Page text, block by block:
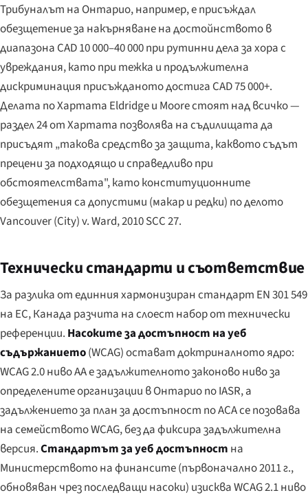
Трибуналът на Онтарио, например, е присъждал
обезщетение за накърняване на достойнството в
диапазона CAD 10 000–40 000 при рутинни дела за хора с
увреждания, като при тежка и продължителна
дискриминация присъжданото достига CAD 75 000+.
Делата по Хартата Eldridgeи Mooreстоят над всичко —
раздел 24 от Хартата позволява на съдилищата да
присъдят „такова средство за защита, каквото съдът
прецени за подходящо и справедливо при
обстоятелствата", като конституционните
обезщетения са допустими (макар и редки) по делото
Vancouver (City) v. Ward, 2010 SCC 27.
Технически стандарти и съответствие
За разлика от единния хармонизиран стандарт EN 301 549
на ЕС, Канада разчита на слоест набор от технически
референции. Насоките за достъпност на уеб
съдържанието(WCAG) остават доктриналното ядро:
WCAG 2.0 ниво AA е задължителното законово ниво за
определените организации в Онтарио по IASR, а
задължението за план за достъпност по ACA се позовава
на семейството WCAG, без да фиксира задължителна
версия.Стандартът за уеб достъпност на
Министерството на финансите (първоначално 2011 г.,
обновяван чрез последващи насоки) изисква WCAG 2.1 ниво